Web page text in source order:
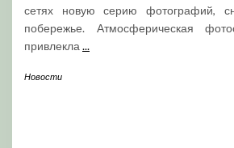
сетях новую серию фотографий,
побережье. Атмосферическая
привлекла ...
Новости